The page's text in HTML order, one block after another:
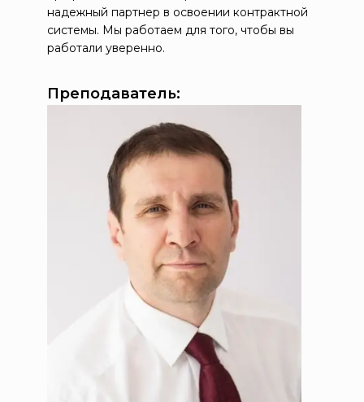
надежный партнер в освоении контрактной
системы. Мы работаем для того, чтобы вы
работали уверенно.
Преподаватель: